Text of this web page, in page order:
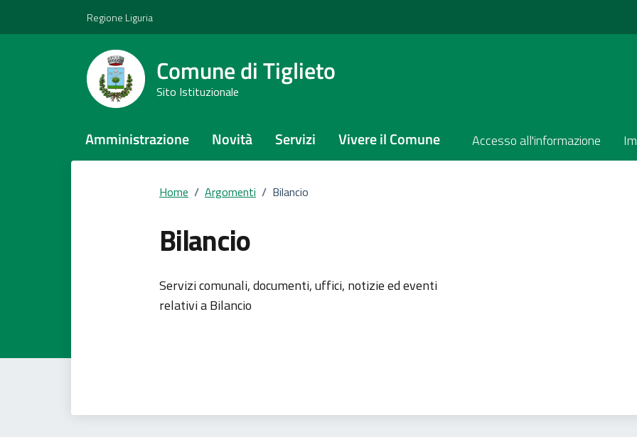
Regione Liguria
Comune di Tiglieto
Sito Istituzionale
Amministrazione Novità Servizi Vivere il Comune Accesso all'informazione
Home / Argomenti / Bilancio
Bilancio
Dettagli dell'argomento
Servizi comunali, documenti, uffici, notizie ed eventi
relativi a Bilancio